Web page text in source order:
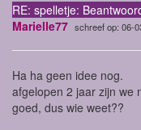
RE: spelletje:
Marielle77 schreef op: 06-
Ha ha geen idee nog.
afgelopen 2 jaar zijn we
goed, dus wie weet??